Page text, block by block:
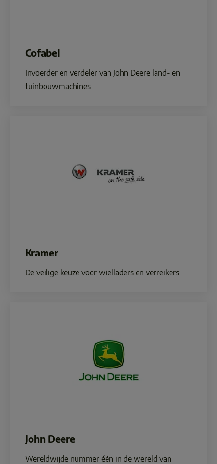
Cofabel
Invoerder en verdeler van John Deere land- en
Kramer
John Deere
Wereldwijde nummer één in de wereld van